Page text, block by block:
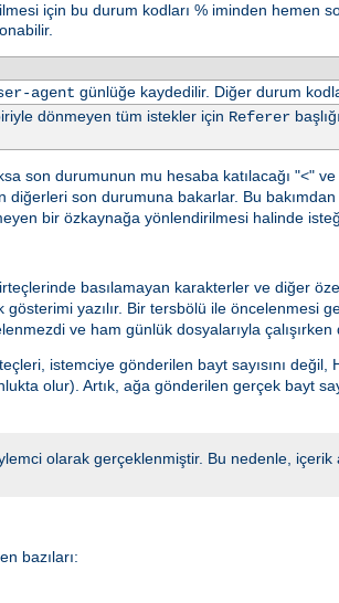
için bu durum kodları % iminden hemen
agent günlüğe kaydedilir. Diğer durum
dönmeyen tüm istekler için Referer
son durumunun mu hesaba katılacağı "<"
son durumuna bakarlar. Bu bakımdan
bir özkaynağa yönlendirilmesi halinde
basılamayan karakterler ve diğer
gösterimi yazılır. Bir tersbölü ile öncelenmesi
ve ham günlük dosyalarıyla
istemciye gönderilen bayt sayısını değil,
olur). Artık, ağa gönderilen gerçek bayt
olarak gerçeklenmiştir. Bu nedenle,
bazıları: